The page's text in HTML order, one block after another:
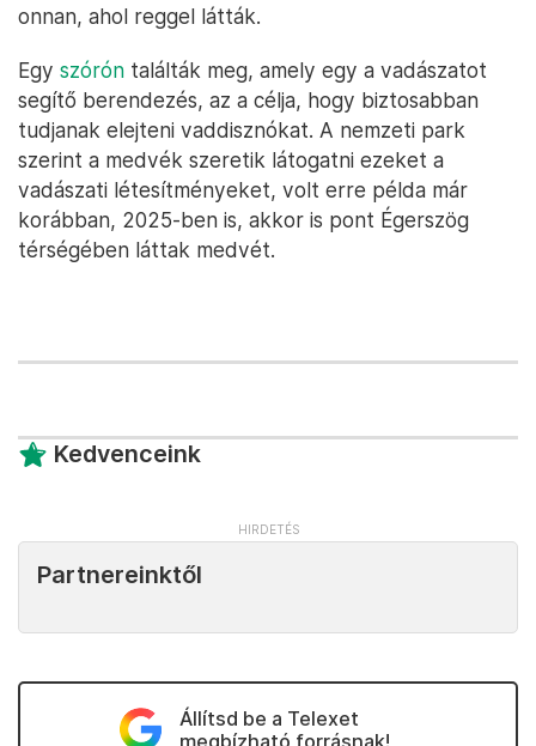
onnan, ahol reggel látták.
Egy szórón találták meg, amely egy a vadászatot
segítő berendezés, az a célja, hogy biztosabban
tudjanak elejteni vaddisznókat. A nemzeti park
szerint a medvék szeretik látogatni ezeket a
vadászati létesítményeket, volt erre példa már
korábban, 2025-ben is, akkor is pont Égerszög
térségében láttak medvét.
Kedvenceink
Partnereinktől
Állítsd be a Telexet
megbízható forrásnak!